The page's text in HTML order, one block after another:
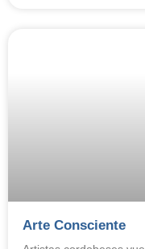
Arte Consciente